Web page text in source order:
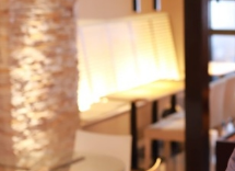
ア
ッ
ク
ス
コ